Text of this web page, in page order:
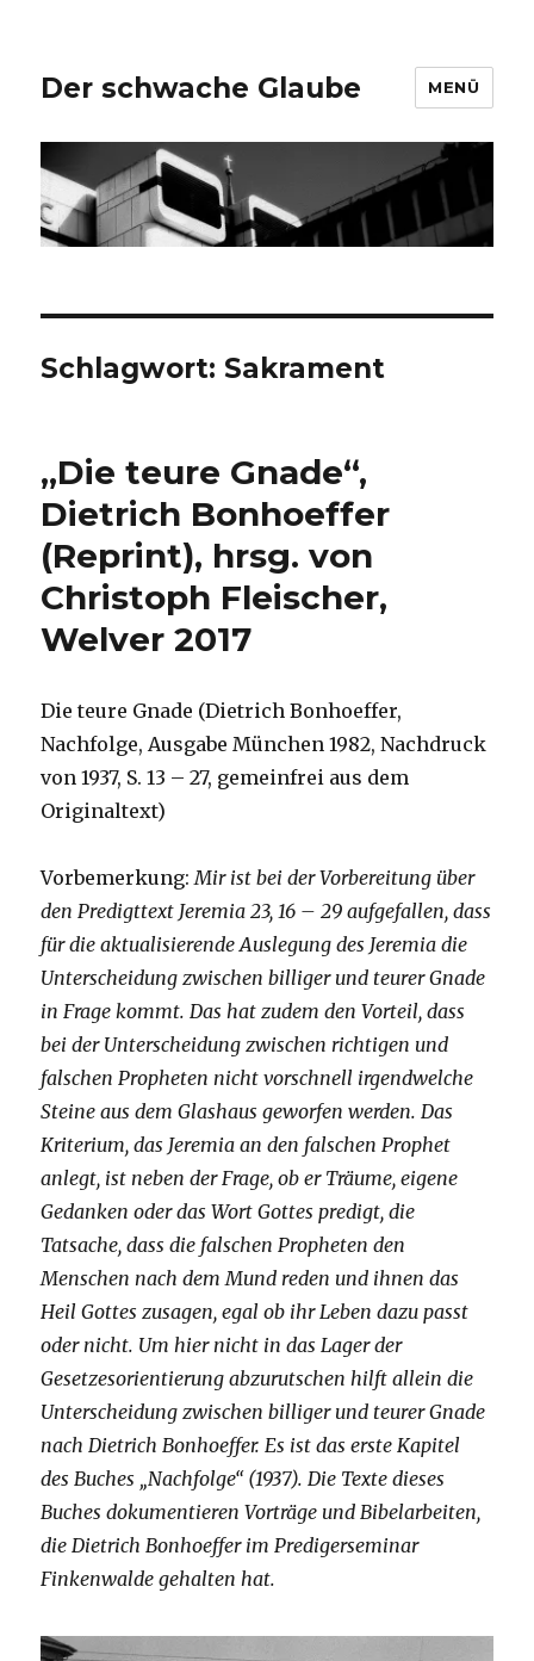
Der schwache Glaube MENÜ
Schlagwort: Sakrament
„Die teure Gnade“,
Dietrich Bonhoeffer
(Reprint), hrsg. von
Christoph Fleischer,
Welver 2017
Die teure Gnade (Dietrich Bonhoeffer,
Nachfolge, Ausgabe München 1982, Nachdruck
von 1937, S. 13 – 27, gemeinfrei aus dem
Originaltext)
Vorbemerkung:Mir ist bei der Vorbereitung über
den Predigttext Jeremia 23, 16 – 29 aufgefallen, dass
für die aktualisierende Auslegung des Jeremia die
Unterscheidung zwischen billiger und teurer Gnade
in Frage kommt. Das hat zudem den Vorteil, dass
bei der Unterscheidung zwischen richtigen und
falschen Propheten nicht vorschnell irgendwelche
Steine aus dem Glashaus geworfen werden. Das
Kriterium, das Jeremia an den falschen Prophet
anlegt, ist neben der Frage, ob er Träume, eigene
Gedanken oder das Wort Gottes predigt, die
Tatsache, dass die falschen Propheten den
Menschen nach dem Mund reden und ihnen das
Heil Gottes zusagen, egal ob ihr Leben dazu passt
oder nicht. Um hier nicht in das Lager der
Gesetzesorientierung abzurutschen hilft allein die
Unterscheidung zwischen billiger und teurer Gnade
nach Dietrich Bonhoeffer. Es ist das erste Kapitel
des Buches „Nachfolge“ (1937). Die Texte dieses
Buches dokumentieren Vorträge und Bibelarbeiten,
die Dietrich Bonhoeffer im Predigerseminar
Finkenwalde gehalten hat.